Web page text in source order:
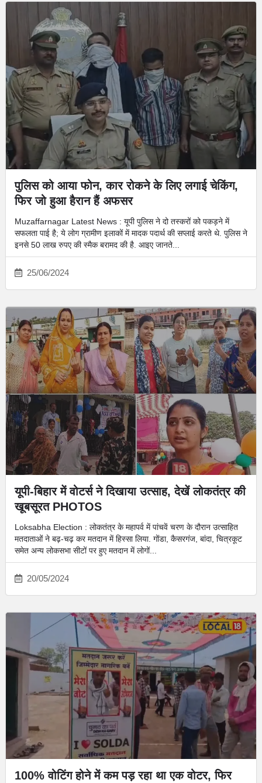
पुलिस को आया फोन, कार रोकने के लिए लगाई चेकिंग,
फिर जो हुआ हैरान हैं अफसर
25/06/2024
Muzaffarnagar Latest News : यूपी पुलिस ने दो तस्‍करों को पकड़ने में
सफलता पाई है; ये लोग ग्रामीण इलाकों में मादक पदार्थ की सप्‍लाई करते थे. पुलिस ने
इनसे 50 लाख रुपए की स्‍मैक बरामद की है. आइए जानते...
यूपी-बिहार में वोटर्स ने दिखाया उत्साह, देखें लोकतंत्र की
खूबसूरत PHOTOS
20/05/2024
Loksabha Election : लोकतंत्र के महापर्व में पांचवें चरण के दौरान उत्‍साहित
मतदाताओं ने बढ़-चढ़ कर मतदान में हिस्सा लिया. गोंडा, कैसरगंज, बांदा, चित्रकूट
समेत अन्‍य लोकसभा सीटों पर हुए मतदान में लोगों...
100% वोटिंग होने में कम पड़ रहा था एक वोटर, फिर